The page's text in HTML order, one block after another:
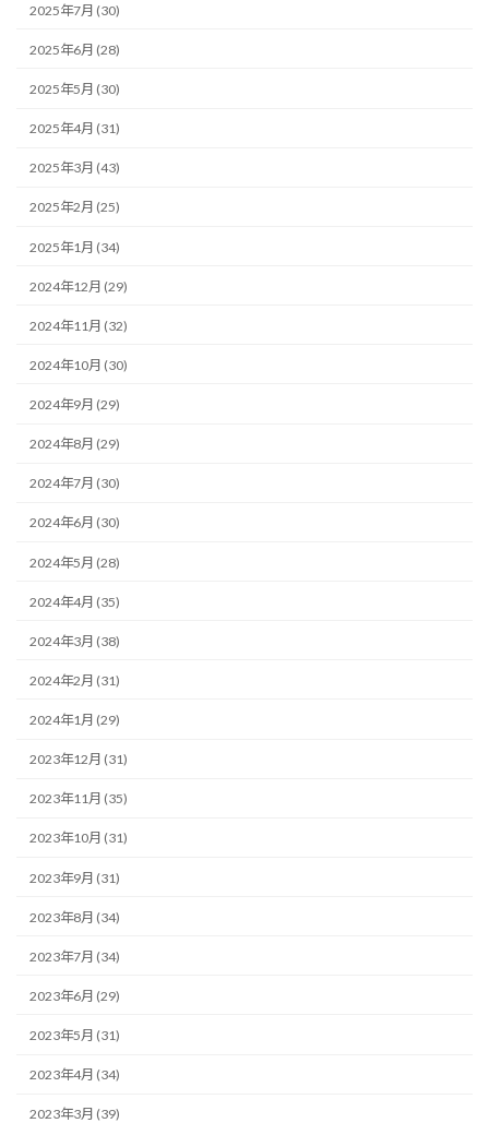
2025年7月 (30)
2025年6月 (28)
2025年5月 (30)
2025年4月 (31)
2025年3月 (43)
2025年2月 (25)
2025年1月 (34)
2024年12月 (29)
2024年11月 (32)
2024年10月 (30)
2024年9月 (29)
2024年8月 (29)
2024年7月 (30)
2024年6月 (30)
2024年5月 (28)
2024年4月 (35)
2024年3月 (38)
2024年2月 (31)
2024年1月 (29)
2023年12月 (31)
2023年11月 (35)
2023年10月 (31)
2023年9月 (31)
2023年8月 (34)
2023年7月 (34)
2023年6月 (29)
2023年5月 (31)
2023年4月 (34)
2023年3月 (39)